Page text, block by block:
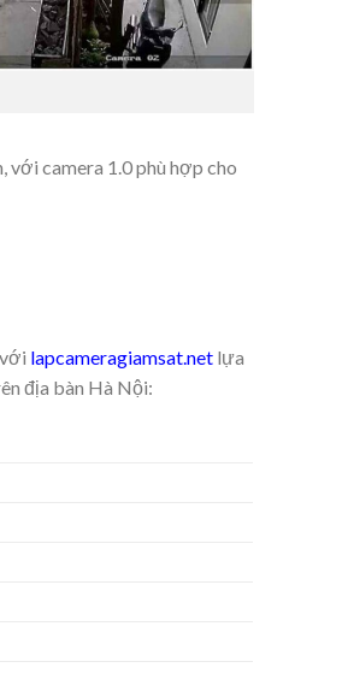
với camera 1.0 phù hợp cho
lapcameragiamsat.net lựa
địa bàn Hà Nội: